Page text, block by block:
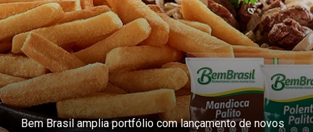
Bem Brasil amplia portfólio com lançamento de novos